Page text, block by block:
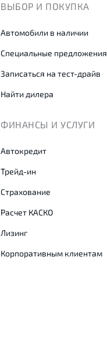
ВЫБОР И ПОКУПКА
Автомобили в наличии
Специальные предложения
Записаться на тест-драйв
Найти дилера
ФИНАНСЫ И УСЛУГИ
Автокредит
Трейд-ин
Страхование
Расчет КАСКО
Лизинг
Корпоративным клиентам